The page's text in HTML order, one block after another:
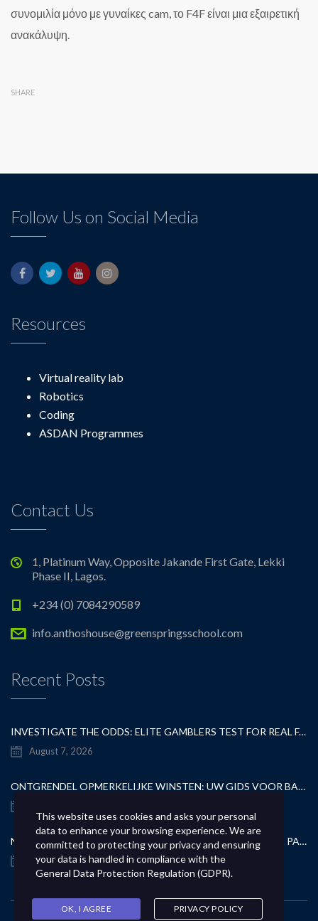
συνομιλία μόνο με γυναίκες cam, το F4F είναι μια εξαιρετική
ανακάλυψη.
SHARE
Follow Us on Social Media
Resources
Virtual reality lab
Robotics
Coding
ASDAN Programmes
Contact Us
1, Platinum Way, Opposite Jakande First Gate, Lekki
Phase II, Lagos.
+234 (0) 7084290589
info.anthoshouse@greenspringsschool.com
Recent Posts
INVESTIGATE THE ODDS: ELITE GAMBLERS TEST FOR REAL FAIRNESS
August 7, 2026
ONTGRENDEL OPMERKELIJKE WINSTEN: UW GIDS VOOR BAANBREKENDE CASINOCASINO SPELLEN
NO KYC CASINOS DELIVER INSTANT PLAY WITHOUT THE PAPERWORK HASSLE
August 7, 2026
This website uses cookies and asks your personal
data to enhance your browsing experience. We are
committed to protecting your privacy and ensuring
your data is handled in compliance with the
General Data Protection Regulation (GDPR).
OK, I AGREE PRIVACY POLICY